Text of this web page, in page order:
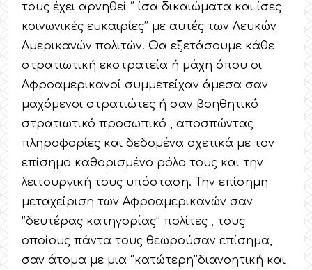
τους έχει αρνηθεί ‘’ ίσα δικαιώματα και ίσες
κοινωνικές ευκαιρίες’’ με αυτές των Λευκών
Αμερικανών πολιτών. Θα εξετάσουμε κάθε
στρατιωτική εκστρατεία ή μάχη όπου οι
Αφροαμερικανοί συμμετείχαν άμεσα σαν
μαχόμενοι στρατιώτες ή σαν βοηθητικό
στρατιωτικό προσωπικό , αποσπώντας
πληροφορίες και δεδομένα σχετικά με τον
επίσημο καθορισμένο ρόλο τους και την
λειτουργική τους υπόσταση. Την επίσημη
μεταχείριση των Αφροαμερικανών σαν
‘’δευτέρας κατηγορίας’’ πολίτες , τους
οποίους πάντα τους θεωρούσαν επίσημα,
σαν άτομα με μια ‘’κατώτερη’’διανοητική και